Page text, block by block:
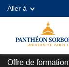
Aller à
Offre de formation